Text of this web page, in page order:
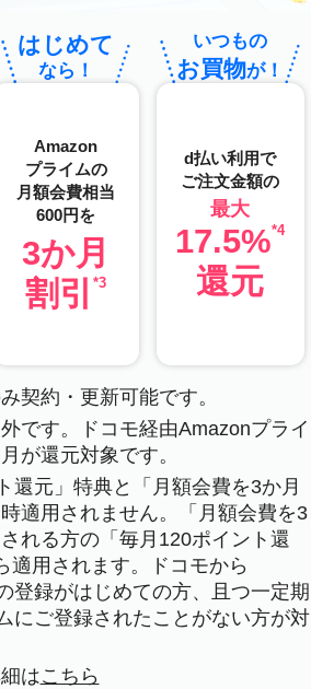
はじめて
なら！
Amazon
プライムの
月額会費相当
600円を
3か月
割引
*3
いつもの
お買物が！
d払い利用で
ご注文金額の
最大
17.5%*4
還元
契約・更新可能です。
です。ドコモ経由Amazonプライ
が還元対象です。
還元」特典と「月額会費を3か月
適用されません。「月額会費を3
れる方の「毎月120ポイント還
適用されます。ドコモから
登録がはじめての方、且つ一定期
にご登録されたことがない方が対
はこちら